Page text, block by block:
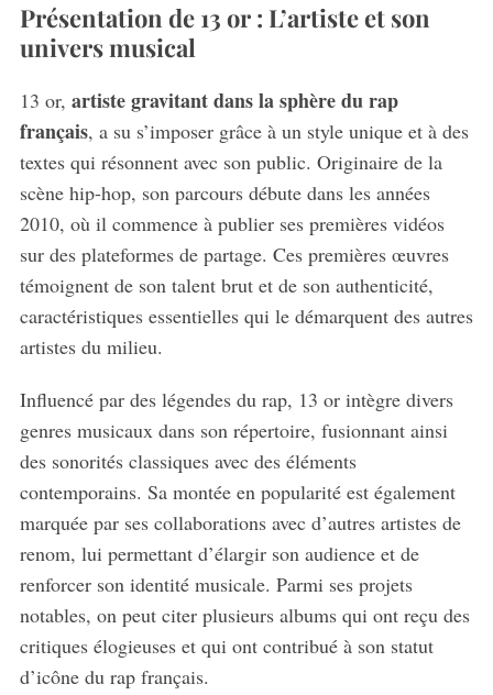
Présentation de 13 or : L’artiste et son
univers musical
13 or, artiste gravitant dans la sphère du rap
français, a su s’imposer grâce à un style unique et à des
textes qui résonnent avec son public. Originaire de la
scène hip-hop, son parcours débute dans les années
2010, où il commence à publier ses premières vidéos
sur des plateformes de partage. Ces premières œuvres
témoignent de son talent brut et de son authenticité,
caractéristiques essentielles qui le démarquent des autres
artistes du milieu.
Influencé par des légendes du rap, 13 or intègre divers
genres musicaux dans son répertoire, fusionnant ainsi
des sonorités classiques avec des éléments
contemporains. Sa montée en popularité est également
marquée par ses collaborations avec d’autres artistes de
renom, lui permettant d’élargir son audience et de
renforcer son identité musicale. Parmi ses projets
notables, on peut citer plusieurs albums qui ont reçu des
critiques élogieuses et qui ont contribué à son statut
d’icône du rap français.